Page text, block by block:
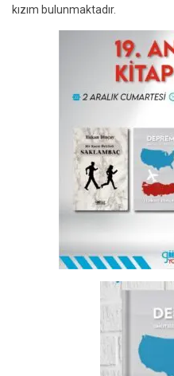
kızım bulunmaktadır.